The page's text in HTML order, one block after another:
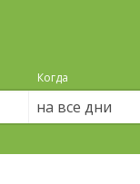
Когда
на все дни